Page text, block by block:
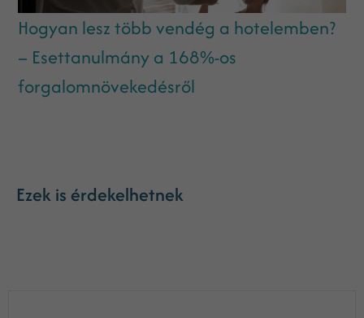
Hogyan lesz több vendég a hotelemben?
– Esettanulmány a 168%-os
forgalomnövekedésről
Ezek is érdekelhetnek